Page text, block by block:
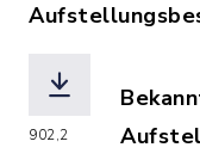
902,2